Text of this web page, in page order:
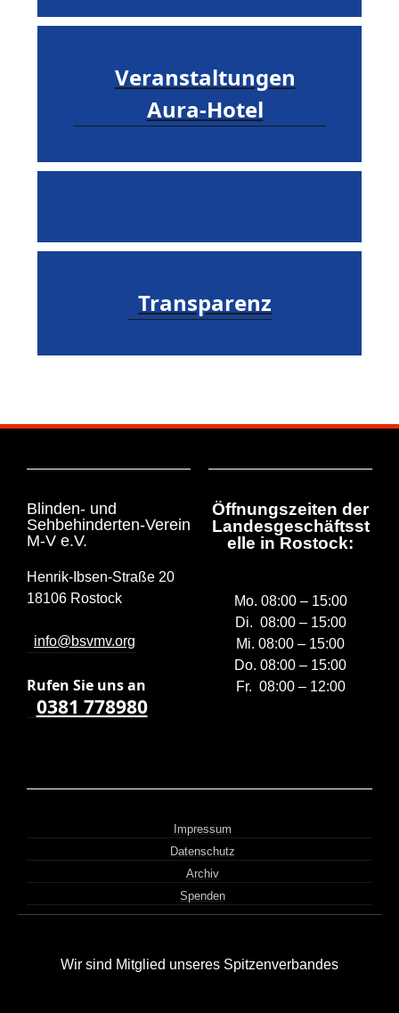
Veranstaltungen
Aura-Hotel
Transparenz
Blinden- und
Sehbehinderten-Verein
M-V e.V.
Henrik-Ibsen-Straße 20
18106 Rostock
info@bsvmv.org
Rufen Sie uns an
0381 778980
Öffnungszeiten der
Landesgeschäftsst
elle in Rostock:
Mo. 08:00 – 15:00
Di. 08:00 – 15:00
Mi. 08:00 – 15:00
Do. 08:00 – 15:00
Fr. 08:00 – 12:00
Impressum
Datenschutz
Archiv
Spenden
Wir sind Mitglied unseres Spitzenverbandes